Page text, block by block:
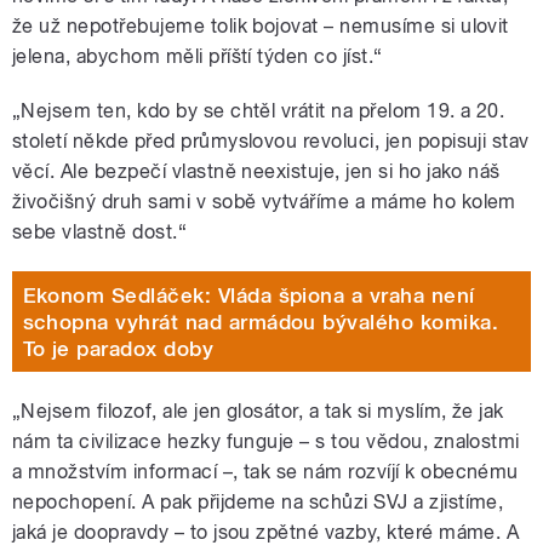
že už nepotřebujeme tolik bojovat – nemusíme si ulovit
jelena, abychom měli příští týden co jíst.“
„Nejsem ten, kdo by se chtěl vrátit na přelom 19. a 20.
století někde před průmyslovou revoluci, jen popisuji stav
věcí. Ale bezpečí vlastně neexistuje, jen si ho jako náš
živočišný druh sami v sobě vytváříme a máme ho kolem
sebe vlastně dost.“
Ekonom Sedláček: Vláda špiona a vraha není
schopna vyhrát nad armádou bývalého komika.
To je paradox doby
„Nejsem filozof, ale jen glosátor, a tak si myslím, že jak
nám ta civilizace hezky funguje – s tou vědou, znalostmi
a množstvím informací –, tak se nám rozvíjí k obecnému
nepochopení. A pak přijdeme na schůzi SVJ a zjistíme,
jaká je doopravdy – to jsou zpětné vazby, které máme. A